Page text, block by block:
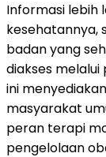
Informasi lebih
kesehatannya,
badan yang
diakses
ini
masyarakat
peran terapi
pengelolaan